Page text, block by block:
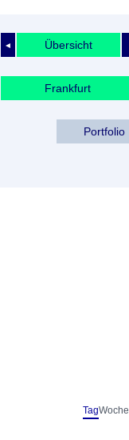
◄ Übersicht
Frankfurt
Portfolio
TagWoche